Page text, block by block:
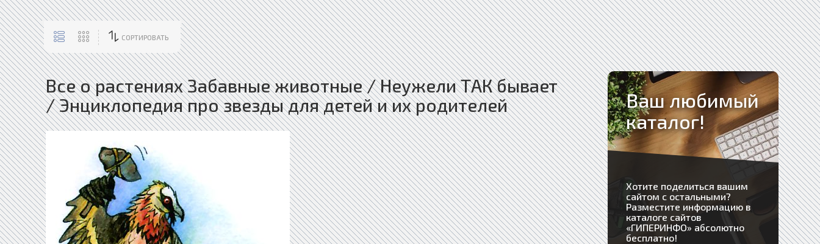
СОРТИРОВАТЬ
Все о растениях Забавные животные / Неужели ТАК бывает
/ Энциклопедия про звезды для детей и их родителей
Ваш любимый
каталог!
Хотите поделиться вашим
сайтом с остальными?
Разместите информацию в
каталоге сайтов
«ГИПЕРИНФО» абсолютно
бесплатно!